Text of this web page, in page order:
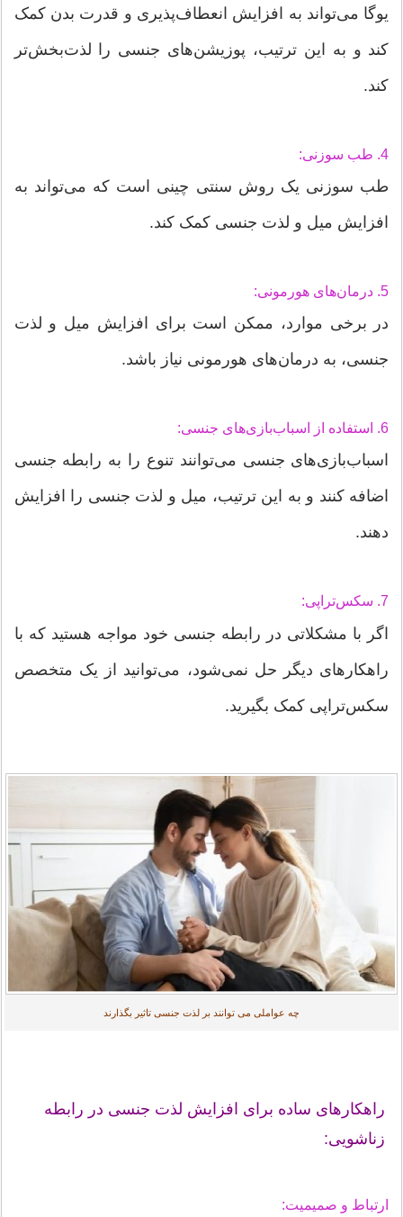
یوگا می‌تواند به افزایش انعطاف‌پذیری و قدرت بدن کمک
کند و به این ترتیب، پوزیشن‌های جنسی را لذت‌بخش‌تر
کند.
4. طب سوزنی:
طب سوزنی یک روش سنتی چینی است که می‌تواند به
افزایش میل و لذت جنسی کمک کند.
5. درمان‌های هورمونی:
در برخی موارد، ممکن است برای افزایش میل و لذت
جنسی، به درمان‌های هورمونی نیاز باشد.
6. استفاده از اسباب‌بازی‌های جنسی:
اسباب‌بازی‌های جنسی می‌توانند تنوع را به رابطه جنسی
اضافه کنند و به این ترتیب، میل و لذت جنسی را افزایش
دهند.
7. سکس‌تراپی:
اگر با مشکلاتی در رابطه جنسی خود مواجه هستید که با
راهکارهای دیگر حل نمی‌شود، می‌توانید از یک متخصص
سکس‌تراپی کمک بگیرید.
چه عواملی می توانند بر لذت جنسی تاثیر بگذارند
راهکارهای ساده برای افزایش لذت جنسی در رابطه
زناشویی:
ارتباط و صمیمیت: